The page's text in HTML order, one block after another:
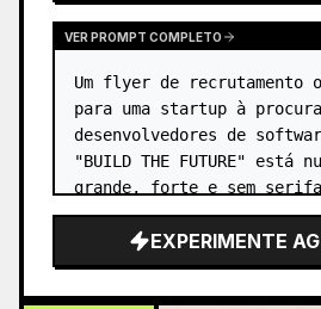
VER PROMPT COMPLETO
Um flyer de recrutamento
para uma startup à
desenvolvedores de
"BUILD THE FUTURE" está
grande, forte e sem
EXPERIMENTE